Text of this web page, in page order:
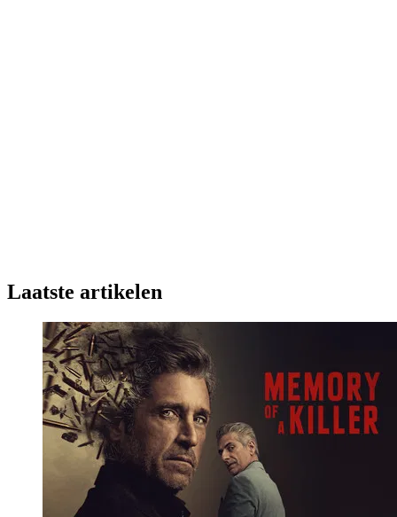
Laatste artikelen